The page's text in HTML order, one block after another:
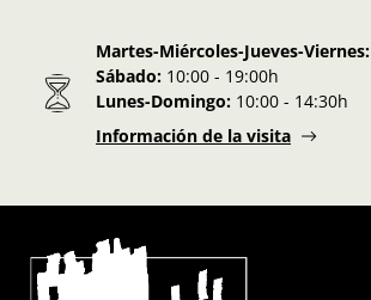
Martes-Miércoles-Jueves-Viernes:
Sábado: 10:00 - 19:00h
Lunes-Domingo: 10:00 - 14:30h
Información de la visita